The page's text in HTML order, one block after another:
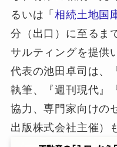
るいは「相続土地国
分（出口）に至るま
サルティングを提供
代表の池田卓司は、
執筆、『週刊現代』
協力、専門家向けの
出版株式会社主催）